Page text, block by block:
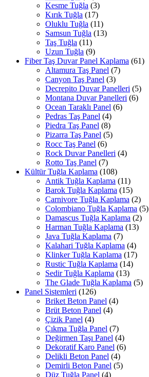
Kesme Tuğla (3)
Kırık Tuğla (17)
Oluklu Tuğla (11)
Samsun Tuğla (13)
Taş Tuğla (11)
Uzun Tuğla (9)
Fiber Taş Duvar Panel Kaplama (61)
Altamura Taş Panel (7)
Canyon Taş Panel (3)
Decrepito Duvar Panelleri (5)
Montana Duvar Panelleri (6)
Ocean Taraklı Panel (6)
Pedras Taş Panel (4)
Piedra Taş Panel (8)
Pizarra Taş Panel (5)
Rocc Taş Panel (6)
Rock Duvar Panelleri (4)
Rotto Taş Panel (7)
Kültür Tuğla Kaplama (108)
Antik Tuğla Kaplama (11)
Barok Tuğla Kaplama (15)
Carnivore Tuğla Kaplama (2)
Colombiano Tuğla Kaplama (5)
Damascus Tuğla Kaplama (2)
Harman Tuğla Kaplama (13)
Java Tuğla Kaplama (7)
Kalahari Tuğla Kaplama (4)
Klinker Tuğla Kaplama (17)
Rustic Tuğla Kaplama (14)
Sedir Tuğla Kaplama (13)
The Glade Tuğla Kaplama (5)
Panel Sistemleri (126)
Briket Beton Panel (4)
Brüt Beton Panel (4)
Çizik Panel (4)
Çıkma Tuğla Panel (7)
Değirmen Taşı Panel (4)
Dekoratif Karo Panel (6)
Delikli Beton Panel (4)
Demirli Beton Panel (5)
Düz Tuğla Panel (4)